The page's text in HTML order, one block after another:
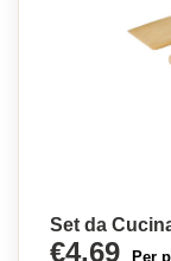
Set da
€4,69 Per